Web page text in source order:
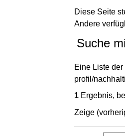
Wechseln zu:
Diese Seite
Andere
Suche
Eine Liste der
profil/
1 Ergebnis,
Zeige (